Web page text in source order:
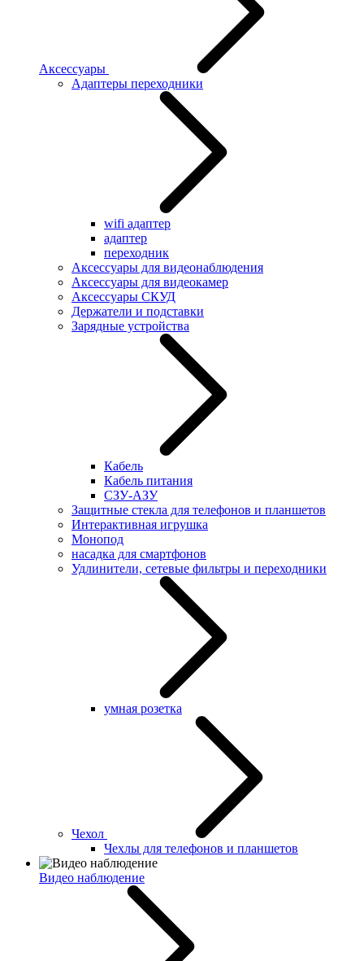
Аксессуары
Адаптеры переходники
wifi адаптер
адаптер
переходник
Аксессуары для видеонаблюдения
Аксессуары для видеокамер
Аксессуары СКУД
Держатели и подставки
Зарядные устройства
Кабель
Кабель питания
СЗУ-АЗУ
Защитные стекла для телефонов и планшетов
Интерактивная игрушка
Монопод
насадка для смартфонов
Удлинители, сетевые фильтры и переходники
умная розетка
Чехол
Чехлы для телефонов и планшетов
Видео наблюдение